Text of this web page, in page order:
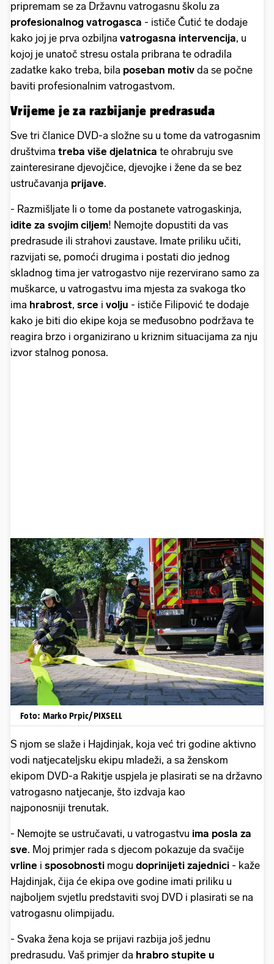
pripremam se za Državnu vatrogasnu školu za
profesionalnog vatrogasca - ističe Čutić te dodaje
kako joj je prva ozbiljna vatrogasna intervencija, u
kojoj je unatoč stresu ostala pribrana te odradila
zadatke kako treba, bila poseban motiv da se počne
baviti profesionalnim vatrogastvom.
Vrijeme je za razbijanje predrasuda
Sve tri članice DVD-a složne su u tome da vatrogasnim
društvima treba više djelatnica te ohrabruju sve
zainteresirane djevojčice, djevojke i žene da se bez
ustručavanja prijave.
- Razmišljate li o tome da postanete vatrogaskinja,
idite za svojim ciljem! Nemojte dopustiti da vas
predrasude ili strahovi zaustave. Imate priliku učiti,
razvijati se, pomoći drugima i postati dio jednog
skladnog tima jer vatrogastvo nije rezervirano samo za
muškarce, u vatrogastvu ima mjesta za svakoga tko
ima hrabrost, srce i volju - ističe Filipović te dodaje
kako je biti dio ekipe koja se međusobno podržava te
reagira brzo i organizirano u kriznim situacijama za nju
izvor stalnog ponosa.
Foto: Marko Prpic/PIXSELL
S njom se slaže i Hajdinjak, koja već tri godine aktivno
vodi natjecateljsku ekipu mladeži, a sa ženskom
ekipom DVD-a Rakitje uspjela je plasirati se na državno
vatrogasno natjecanje, što izdvaja kao
najponosniji trenutak.
- Nemojte se ustručavati, u vatrogastvu ima posla za
sve. Moj primjer rada s djecom pokazuje da svačije
vrline i sposobnosti mogu doprinijeti zajednici - kaže
Hajdinjak, čija će ekipa ove godine imati priliku u
najboljem svjetlu predstaviti svoj DVD i plasirati se na
vatrogasnu olimpijadu.
- Svaka žena koja se prijavi razbija još jednu
predrasudu. Vaš primjer da hrabro stupite u